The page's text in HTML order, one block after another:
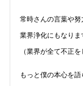
常時さんの言葉や努
業界浄化にもなりま
（業界が全て不正
もっと僕の本心を